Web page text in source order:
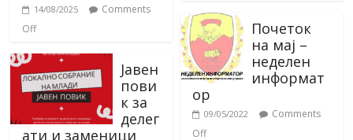
14/08/2025
Comments
Off
Јавен
пови
к за
делег
ати и заменици
Почеток
на мај –
неделен
информат
ор
09/05/2022
Comments
Off